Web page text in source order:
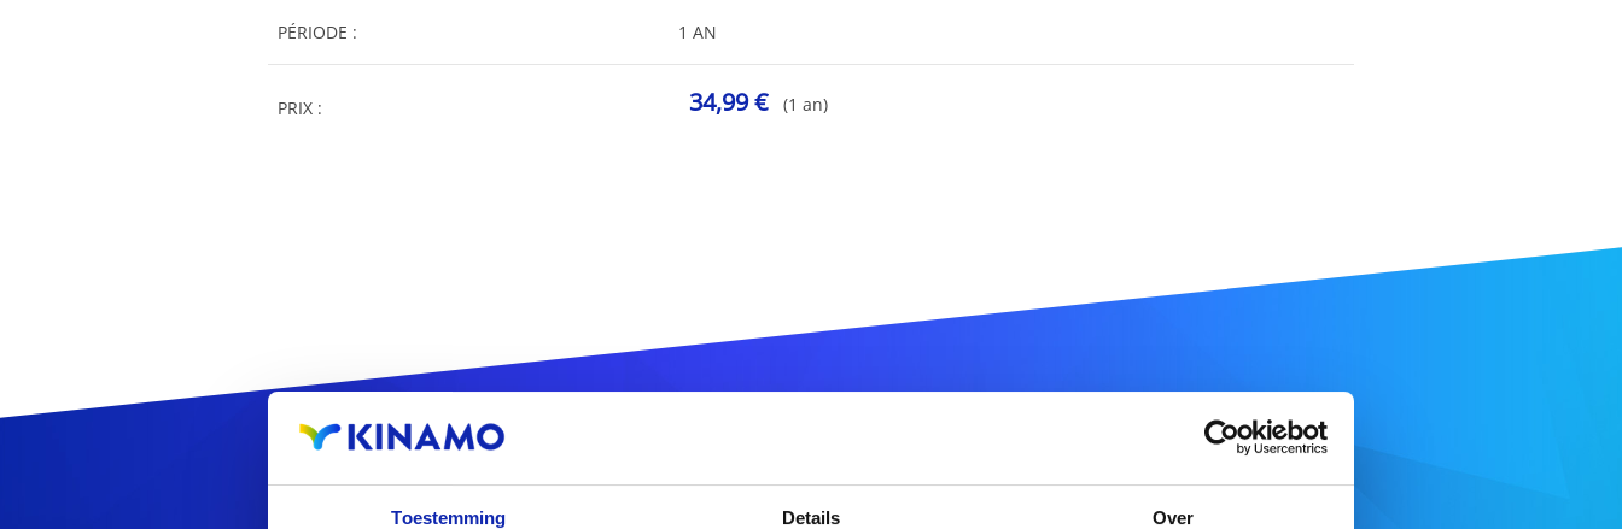
Toestemming Details Over
PÉRIODE : 1 AN
PRIX : 34,99 € (1 an)
Enregistrez votre nom de domaine